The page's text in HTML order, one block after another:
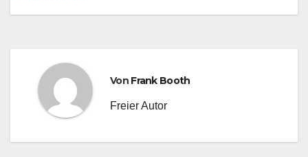
Von Frank Booth
Freier Autor